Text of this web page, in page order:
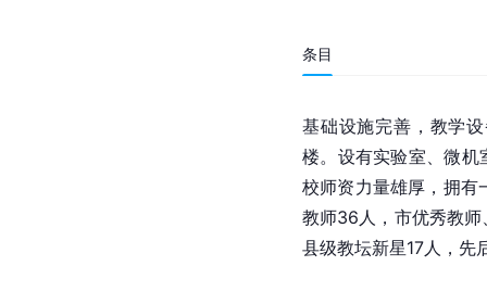
条目
基础设施完善，教学
楼。设有实验室、微机
校师资力量雄厚，拥有
教师36人，市优秀教
县级教坛新星17人，先